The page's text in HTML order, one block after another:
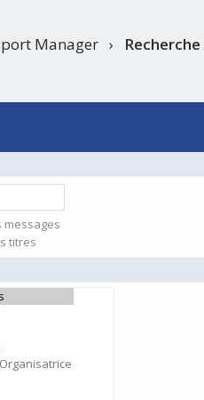
Manager › Recherche
messages
titres